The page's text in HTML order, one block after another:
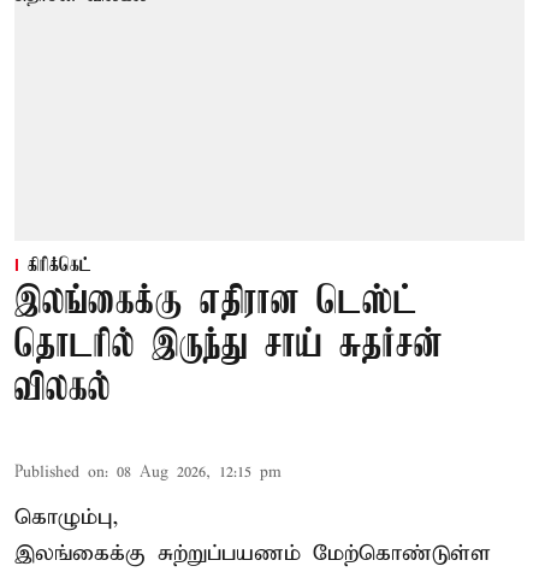
கிரிக்கெட்
இலங்கைக்கு எதிரான டெஸ்ட்
தொடரில் இருந்து சாய் சுதர்சன்
விலகல்
Published on: 08 Aug 2026, 12:15 pm
கொழும்பு,
இலங்கைக்கு சுற்றுப்பயணம் மேற்கொண்டுள்ள